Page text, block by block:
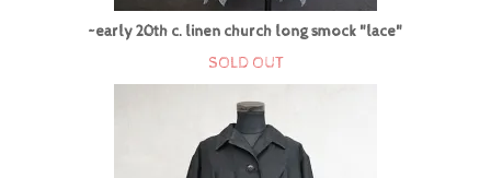
~early 20th c. linen church long smock "lace"
SOLD OUT